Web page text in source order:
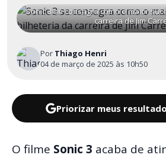
Sonic 3 se consagra como o maior
carreira de Jim
Por Thiago Henri
04 de março de 2025 às 10h50
Priorizar meus
O filme Sonic 3 acaba de